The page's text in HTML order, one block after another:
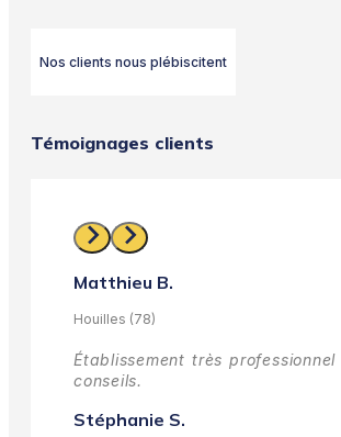
Nos clients nous plébiscitent
Témoignages clients
Matthieu B.
Houilles (78)
Établissement très
conseils.
Stéphanie S.